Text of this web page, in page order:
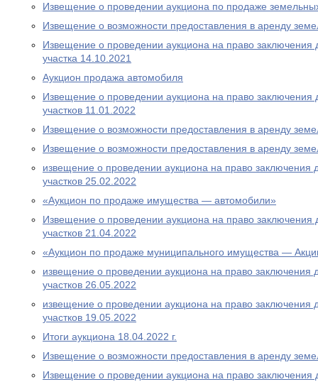
Извещение о проведении аукциона по продаже
Извещение о возможности предоставления в аренду
Извещение о проведении аукциона на право заключения
участка 14.10.2021
Аукцион продажа автомобиля
Извещение о проведении аукциона на право заключения
участков 11.01.2022
Извещение о возможности предоставления в аренду
Извещение о возможности предоставления в аренду
извещение о проведении аукциона на право заключения
участков 25.02.2022
«Аукцион по продаже имущества — автомобили»
Извещение о проведении аукциона на право заключения
участков 21.04.2022
«Аукцион по продаже муниципального имущества —
извещение о проведении аукциона на право заключения
участков 26.05.2022
извещение о проведении аукциона на право заключения
участков 19.05.2022
Итоги аукциона 18.04.2022 г.
Извещение о возможности предоставления в аренду
Извещение о проведении аукциона на право заключения